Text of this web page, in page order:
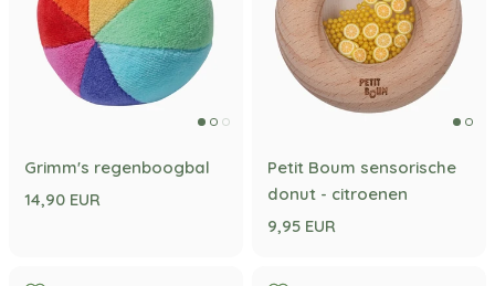
Grimm's regenboogbal
14,90 EUR
Petit Boum sensorische
donut - citroenen
9,95 EUR